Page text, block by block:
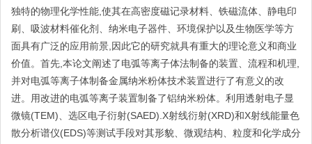
独特的物理化学性能,使其在高密度磁记录材料、铁磁流体、静电印
刷、吸波材料催化剂、纳米电子器件、环境保护以及生物医学等方
面具有广泛的应用前景,因此它的研究就具有重大的理论意义和商业
价值。首先,本论文阐述了电弧等离子体法制备的装置、流程和机理,
并对电弧等离子体制备金属纳米粉体技术装置进行了有意义的改
进。用改进的电弧等离子装置制备了铝纳米粉体。利用透射电子显
微镜(TEM)、选区电子衍射(SAED).X射线衍射(XRD)和X射线能量色
散分析谱仪(EDS)等测试手段对其形貌、微观结构、粒度和化学成分